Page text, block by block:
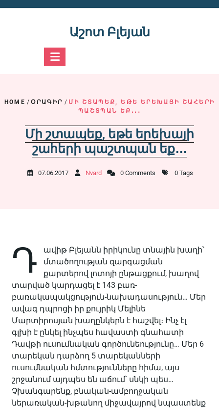
Աշոտ Բլեյան
HOME /ՕՐԱԳԻՐ / ՄԻ ՇՏԱՊԵՔ, ԵԹԵ ԵՐԵԽԱՅԻ ՇԱՀԵՐԻ
ՊԱՇՏՊԱՆ ԵՔ․․․
Մի շտապեք, եթե երեխայի
շահերի պաշտպան եք․․․
07.06.2017 Nvard 0 Comments 0 Tags
Դ
ավիթ Բլեյանն իրիկունը տնային խաղի՝
մտածողության զարգացման
քարտերով լոտոյի ընթացքում, խաղով
տարված կարդացել է 143 բառ-
բառակապակցություն-նախադասություն… Մեր
ավագ դպրոցի իր քույրիկ Մելինե
Մարտիրոսյան խաղընկերն է հաշվել։ Ինչ էլ
գլխի է ընկել ինչպես հավաստի գնահատի
Դավթի ուսումնական գործունեությունը… Մեր 6
տարեկան դարձող 5 տարեկանների
ուսումնական հմտությունները հիմա, այս
շրջանում այդպես են աճում՝ սնկի պես…
Չխանգարենք, բնական-ամբողջական
ներառական-խթանող միջավայրով նպաստենք